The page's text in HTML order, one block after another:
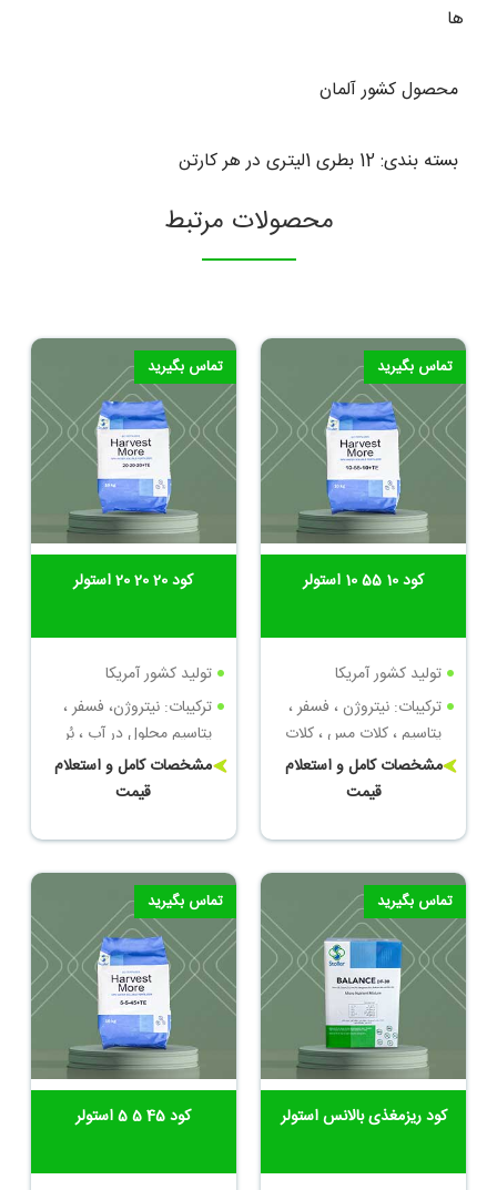
ها
محصول کشور آلمان
بسته بندی: 12 بطری 1لیتری در هر کارتن
محصولات مرتبط
تماس بگیرید
کود 20 20 20 استولر
تولید کشور آمریکا
ترکیبات: نیتروژن، فسفر ،
پتاسیم محلول در آب ، بُر
محلول ، کلات مس ، کلات
مشخصات کامل و استعلام
قیمت
تماس بگیرید
کود 10 55 10 استولر
تولید کشور آمریکا
ترکیبات: نیتروژن ، فسفر ،
پتاسیم ، کلات مس ، کلات
روی
مشخصات کامل و استعلام
قیمت
تماس بگیرید
کود 45 5 5 استولر
تماس بگیرید
کود ریزمغذی بالانس استولر